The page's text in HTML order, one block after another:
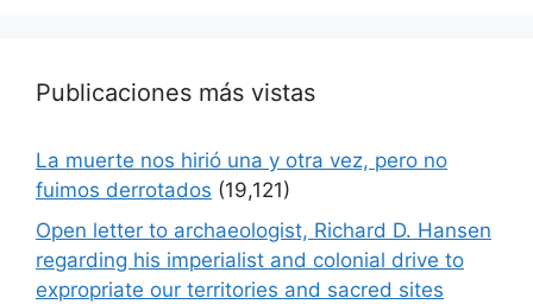
Publicaciones más vistas
La muerte nos hirió una y otra vez, pero no
fuimos derrotados (19,121)
Open letter to archaeologist, Richard D. Hansen
regarding his imperialist and colonial drive to
expropriate our territories and sacred sites